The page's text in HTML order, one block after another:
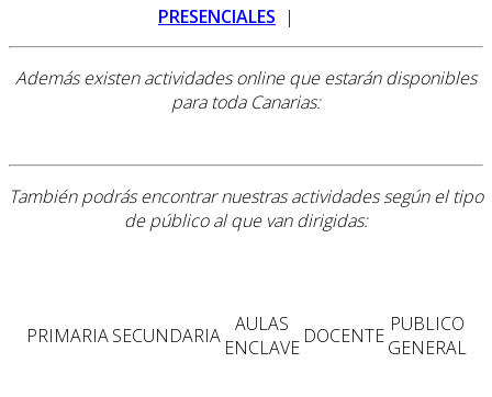
PRESENCIALES |
Además existen actividades online que estarán disponibles
para toda Canarias:
También podrás encontrar nuestras actividades según el tipo
de público al que van dirigidas:
PRIMARIA SECUNDARIA
AULAS
ENCLAVE DOCENTE PUBLICO
GENERAL